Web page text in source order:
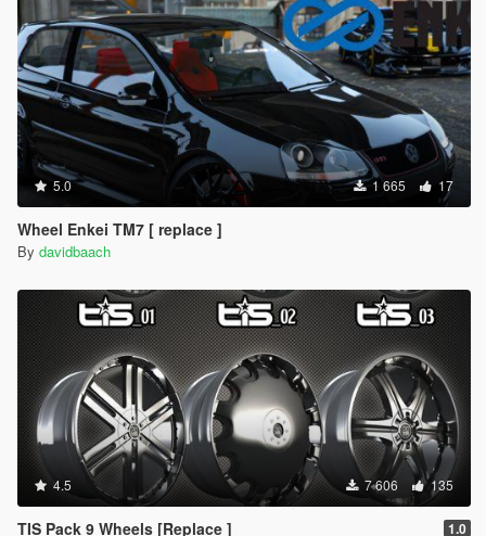
5.0 1 665 17
Wheel Enkei TM7 [ replace ]
By davidbaach
4.5 7 606 135
TIS Pack 9 Wheels [Replace ] 1.0